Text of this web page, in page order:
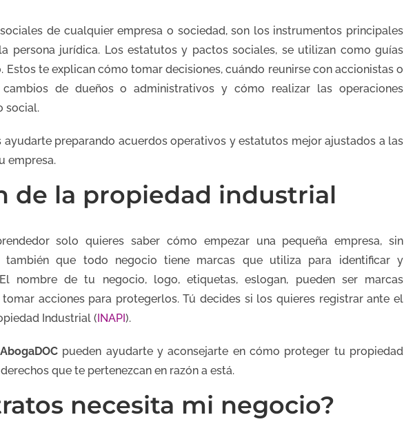
de cualquier empresa o sociedad, son los instrumentos principales
persona jurídica. Los estatutos y pactos sociales, se utilizan como guías
Estos te explican cómo tomar decisiones, cuándo reunirse con accionistas o
de dueños o administrativos y cómo realizar las operaciones
social.
preparando acuerdos operativos y estatutos mejor ajustados a las
empresa.
de la propiedad industrial
solo quieres saber cómo empezar una pequeña empresa, sin
también que todo negocio tiene marcas que utiliza para identificar y
nombre de tu negocio, logo, etiquetas, eslogan, pueden ser marcas
acciones para protegerlos. Tú decides si los quieres registrar ante el
Industrial ( INAPI ).
AbogaDOC pueden ayudarte y aconsejarte en cómo proteger tu propiedad
que te pertenezcan en razón a está.
necesita mi negocio?